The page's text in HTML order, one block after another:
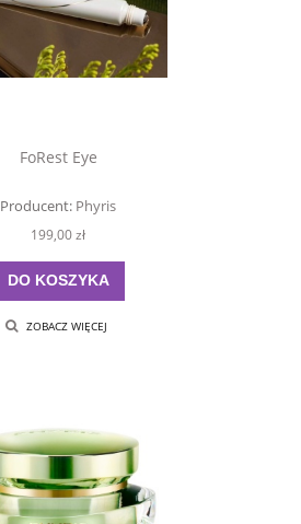
FoRest Eye
Producent: Phyris
199,00 zł
DO KOSZYKA
ZOBACZ WIĘCEJ